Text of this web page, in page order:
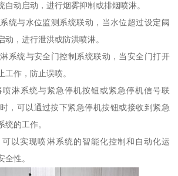
自动启动，进行烟雾抑制或排烟喷淋。
统与水位监测系统联动，当水位超过设定阈
动，进行泄洪或防洪喷淋。
系统与安全门控制系统联动，当安全门打开
工作，防止误喷。
淋系统与紧急停机按钮或紧急停机信号联
，可以通过按下紧急停机按钮或接收到紧急
统的工作。
以实现喷淋系统的智能化控制和自动化运
性。